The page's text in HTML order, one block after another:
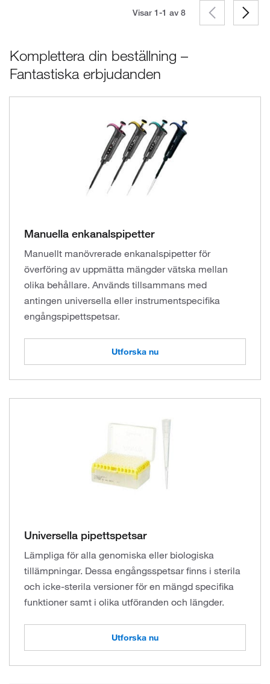
Visar 1-1 av 8
Komplettera din beställning –
Fantastiska erbjudanden
Manuella enkanalspipetter
Manuellt manövrerade enkanalspipetter för
överföring av uppmätta mängder vätska mellan
olika behållare. Används tillsammans med
antingen universella eller instrumentspecifika
engångspipettspetsar.
Utforska nu
Universella pipettspetsar
Lämpliga för alla genomiska eller biologiska
tillämpningar. Dessa engångsspetsar finns i sterila
och icke-sterila versioner för en mängd specifika
funktioner samt i olika utföranden och längder.
Utforska nu